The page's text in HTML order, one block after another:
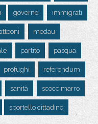
governo immigrati
medau
partito pasqua
profughi referendum
sanità scoccimarro
sportello cittadino